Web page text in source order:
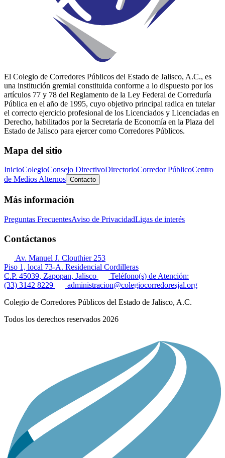
El Colegio de Corredores Públicos del Estado de Jalisco, A.C., es
una institución gremial constituida conforme a lo dispuesto por los
artículos 77 y 78 del Reglamento de la Ley Federal de Correduría
Pública en el año de 1995, cuyo objetivo principal radica en tutelar
el correcto ejercicio profesional de los Licenciados y Licenciadas en
Derecho, habilitados por la Secretaría de Economía en la Plaza del
Estado de Jalisco para ejercer como Corredores Públicos.
Mapa del sitio
InicioColegioConsejo DirectivoDirectorioCorredor PúblicoCentro
de Medios Alternos Contacto
Más información
Preguntas FrecuentesAviso de PrivacidadLigas de interés
Contáctanos
Av. Manuel J. Clouthier 253
Piso 1, local 73-A. Residencial Cordilleras
C.P. 45039, Zapopan, Jalisco
Teléfono(s) de Atención:
(33) 3142 8229
administracion@colegiocorredoresjal.org
Colegio de Corredores Públicos del Estado de Jalisco, A.C.
Todos los derechos reservados 2026